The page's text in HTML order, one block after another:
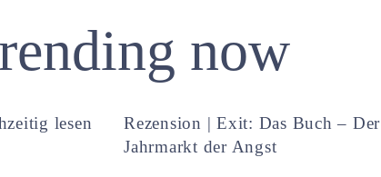
now
lesen
Rezension | Exit: Das Buch – Der
Jahrmarkt der Angst